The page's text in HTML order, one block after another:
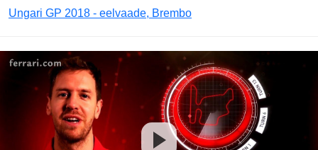
Ungari GP 2018 - eelvaade, Brembo